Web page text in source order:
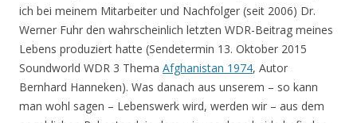
ich bei meinem Mitarbeiter und Nachfolger (seit 2006) Dr.
Werner Fuhr den wahrscheinlich letzten WDR-Beitrag meines
Lebens produziert hatte (Sendetermin 13. Oktober 2015
Soundworld WDR 3 Thema Afghanistan 1974, Autor
Bernhard Hanneken). Was danach aus unserem – so kann
man wohl sagen – Lebenswerk wird, werden wir – aus dem